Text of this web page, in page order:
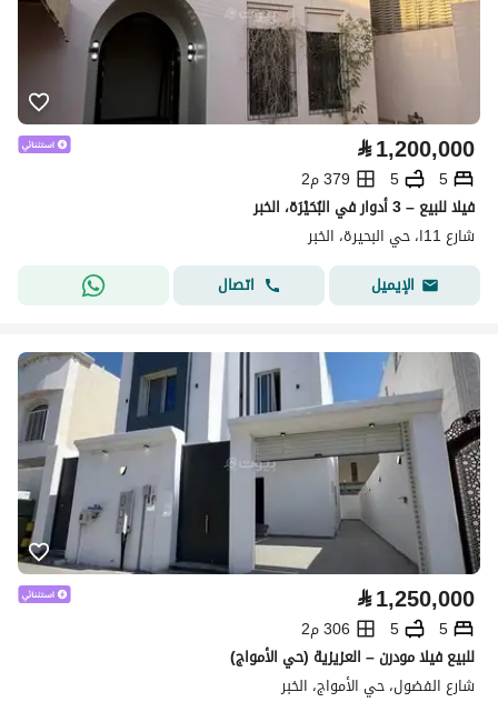
⃁1,200,000
5
5
379 م2
فيلا للبيع – 3 أدوار في البُحَيْرَة، الخبر
شارع 11ا، حي البحيرة، الخبر
الإيميل
اتصال
⃁1,250,000
5
5
306 م2
للبيع فيلا مودرن – العزيزية (حي الأمواج)
شارع الفضول، حي الأمواج، الخبر